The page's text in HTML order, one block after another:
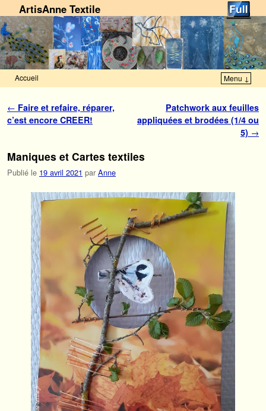
ArtisAnne Textile
Accueil Menu ↓
Navigation des articles
← Faire et refaire, réparer,
c’est encore CREER!
Patchwork aux feuilles
appliquées et brodées (1/4 ou
5) →
Maniques et Cartes textiles
Publié le 19 avril 2021 par Anne